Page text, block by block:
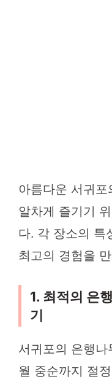
아름다운 서귀
알차게 즐기기
다. 각 장소의 특
최고의 경험을
1. 최적의 은
기
서귀포의 은행나
월 중순까지 절